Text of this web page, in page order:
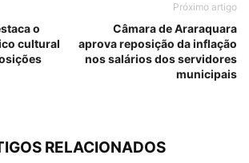
o
cultural
Próximo artigo
Câmara de Araraquara
aprova reposição da inflação
nos salários dos servidores
municipais
RELACIONADOS